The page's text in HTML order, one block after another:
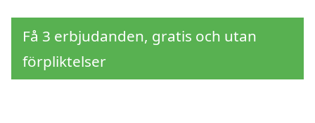
Få 3 erbjudanden, gratis och utan
förpliktelser